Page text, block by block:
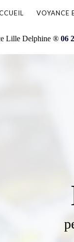
Lille Delphine ® 06
VOYANCE